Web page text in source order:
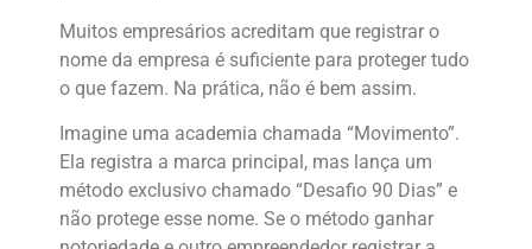
Muitos empresários acreditam que registrar o
nome da empresa é suficiente para proteger tudo
o que fazem. Na prática, não é bem assim.
Imagine uma academia chamada “Movimento”.
Ela registra a marca principal, mas lança um
método exclusivo chamado “Desafio 90 Dias” e
não protege esse nome. Se o método ganhar